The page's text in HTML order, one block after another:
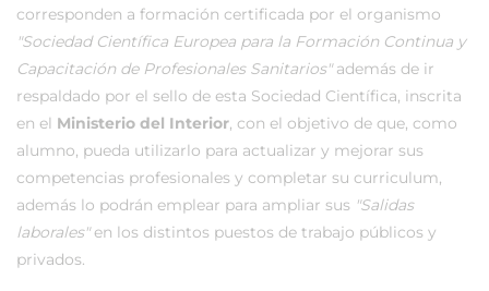
corresponden a formación certificada por el organismo
"Sociedad Científica Europea para la Formación Continua y
Capacitación de Profesionales Sanitarios"además de ir
respaldado por el sello de esta Sociedad Científica, inscrita
en el Ministerio del Interior, con el objetivo de que, como
alumno, pueda utilizarlo para actualizar y mejorar sus
competencias profesionales y completar su curriculum,
además lo podrán emplear para ampliar sus "Salidas
laborales"en los distintos puestos de trabajo públicos y
privados.